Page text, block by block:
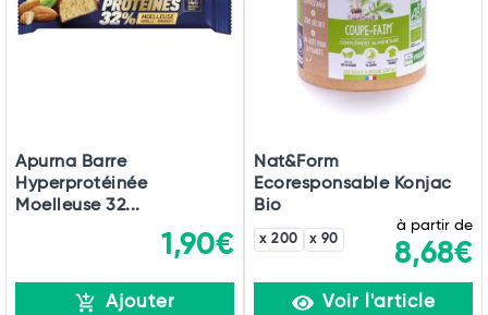
Apurna Barre
Hyperprotéinée
Moelleuse 32...
1,90€
Ajouter
Nat&Form
Ecoresponsable Konjac
Bio
x 200 x 90
à partir de
8,68€
Voir l'article